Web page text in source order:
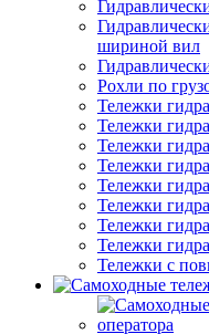
шириной вил
Рохли по
Тележки
Тележки
Тележки
Тележки
Тележки
Тележки
Тележки
Тележки
Тележки с